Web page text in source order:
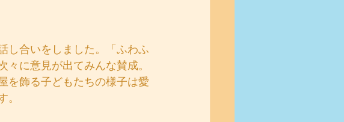
し合いをしました。「ふわふ
に意見が出てみんな賛成。
を飾る子どもたちの様子は愛